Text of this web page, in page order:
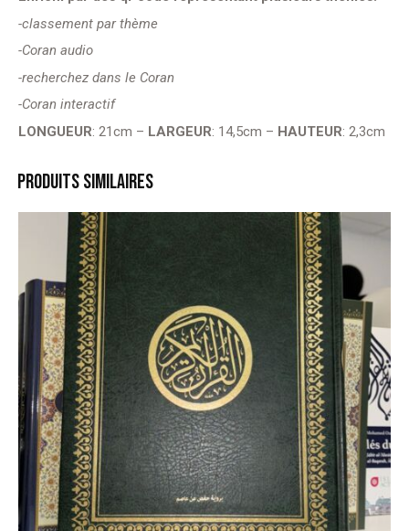
-classement par thème
-Coran audio
-recherchez dans le Coran
-Coran interactif
LONGUEUR: 21cm – LARGEUR: 14,5cm – HAUTEUR: 2,3cm
PRODUITS SIMILAIRES